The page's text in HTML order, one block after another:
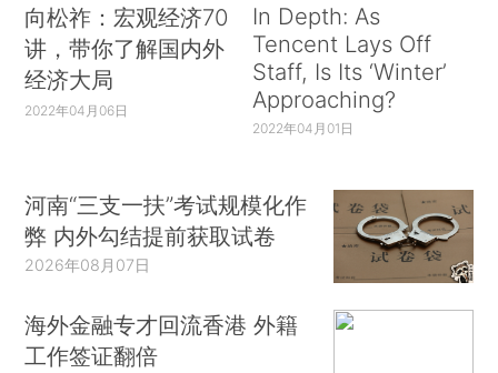
向松祚：宏观经济70
讲，带你了解国内外
经济大局
2022年04月06日
In Depth: As
Tencent Lays Off
Staff, Is Its ‘Winter’
Approaching?
2022年04月01日
河南“三支一扶”考试规模化作
弊 内外勾结提前获取试卷
2026年08月07日
海外金融专才回流香港 外籍
工作签证翻倍